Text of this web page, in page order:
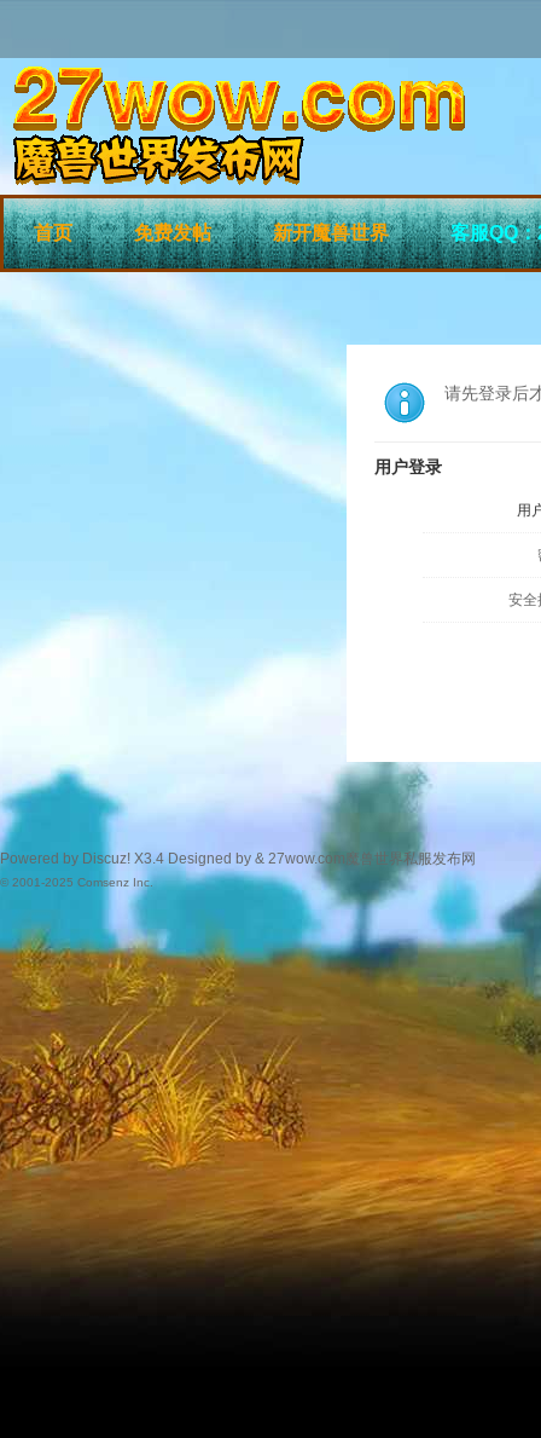
首页 免费发帖 新开魔兽世界 客服QQ
请先登录后
用户登录
用
安全
Powered by Discuz! X3.4 Designed by & 27wow.com魔兽世界私服发布网
© 2001-2025 Comsenz Inc.